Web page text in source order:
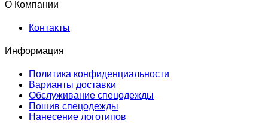
О Компании
Контакты
Информация
Политика конфиденциальности
Варианты доставки
Обслуживание спецодежды
Пошив спецодежды
Нанесение логотипов